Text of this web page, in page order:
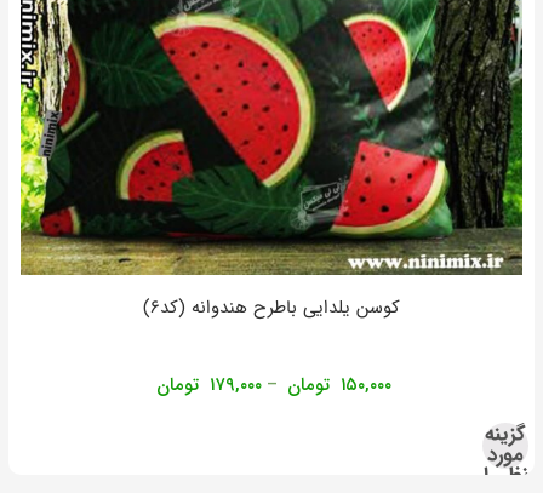
کوسن یلدایی باطرح هندوانه (کد۶)
۱۵۰,۰۰۰ تومان – ۱۷۹,۰۰۰ تومان
گزینه
مورد
نظر را